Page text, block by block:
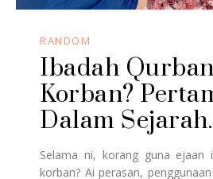
RANDOM
Ibadah
Korban?
Dalam
Selama ni, korang guna ejaan
korban? Ai perasan,